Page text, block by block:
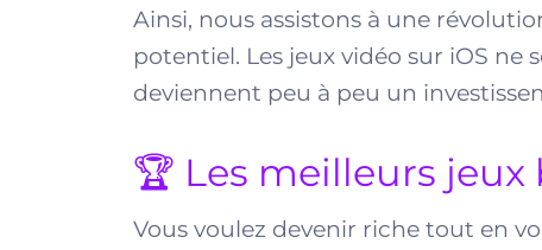
Ainsi, nous assistons à une
potentiel. Les jeux vidéo sur iOS
deviennent peu à peu un
🏆 Les meilleurs
Vous voulez devenir riche tout en